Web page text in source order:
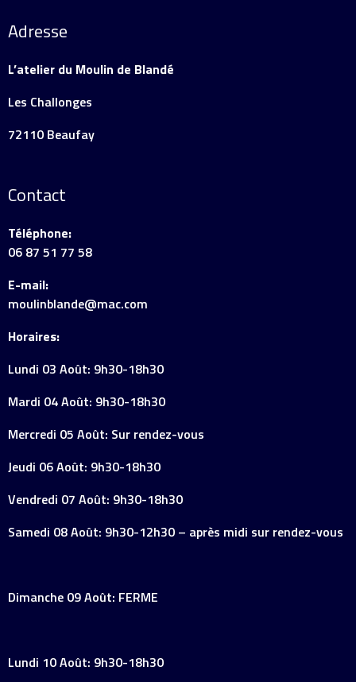
Adresse
L’atelier du Moulin de Blandé
Les Challonges
72110 Beaufay
Contact
Téléphone:
06 87 51 77 58
E-mail:
moulinblande@mac.com
Horaires:
Lundi 03 Août: 9h30-18h30
Mardi 04 Août: 9h30-18h30
Mercredi 05 Août: Sur rendez-vous
Jeudi 06 Août: 9h30-18h30
Vendredi 07 Août: 9h30-18h30
Samedi 08 Août: 9h30-12h30 – après midi sur rendez-vous
Dimanche 09 Août: FERME
Lundi 10 Août: 9h30-18h30